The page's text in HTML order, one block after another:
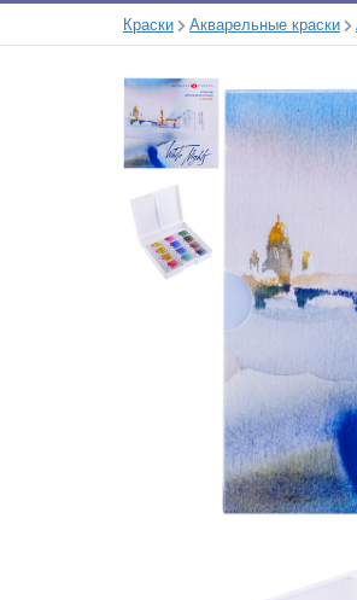
Краски Акварельные краски